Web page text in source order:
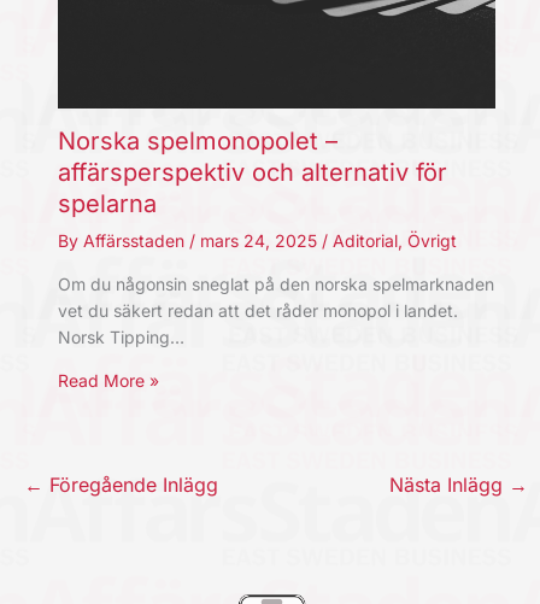
Norska spelmonopolet –
affärsperspektiv och alternativ för
spelarna
By Affärsstaden / mars 24, 2025 / Aditorial, Övrigt
Om du någonsin sneglat på den norska spelmarknaden
vet du säkert redan att det råder monopol i landet.
Norsk Tipping…
Read More »
← Föregående Inlägg Nästa Inlägg →